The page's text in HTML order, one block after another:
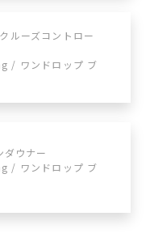
ーズコントロー
/ ワンドロップ ブ
ウナー
/ ワンドロップ ブ